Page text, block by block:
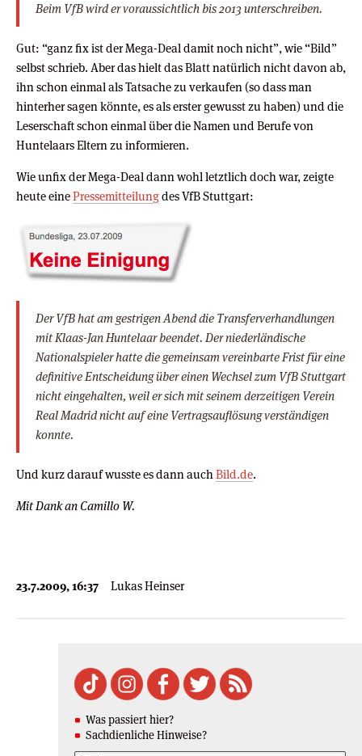
Beim VfB wird er voraussichtlich bis 2013 unterschreiben.
Gut: “ganz fix ist der Mega-Deal damit noch nicht”, wie “Bild”
selbst schrieb. Aber das hielt das Blatt natürlich nicht davon ab,
ihn schon einmal als Tatsache zu verkaufen (so dass man
hinterher sagen könnte, es als erster gewusst zu haben) und die
Leserschaft schon einmal über die Namen und Berufe von
Huntelaars Eltern zu informieren.
Wie unfix der Mega-Deal dann wohl letztlich doch war, zeigte
heute einePressemitteilungdes VfB Stuttgart:
Der VfB hat am gestrigen Abend die Transferverhandlungen
mit Klaas-Jan Huntelaar beendet. Der niederländische
Nationalspieler hatte die gemeinsam vereinbarte Frist für eine
definitive Entscheidung über einen Wechsel zum VfB Stuttgart
nicht eingehalten, weil er sich mit seinem derzeitigen Verein
Real Madrid nicht auf eine Vertragsauflösung verständigen
konnte.
Und kurz darauf wusste es dann auchBild.de.
Mit Dank an Camillo W.
23.7.2009, 16:37 Lukas Heinser
Was passiert hier?
Sachdienliche Hinweise?